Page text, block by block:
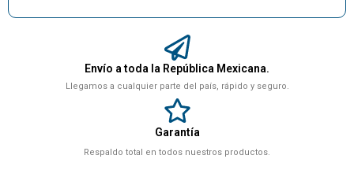
Envío a toda la República Mexicana.
Llegamos a cualquier parte del país, rápido y seguro.
Garantía
Respaldo total en todos nuestros productos.